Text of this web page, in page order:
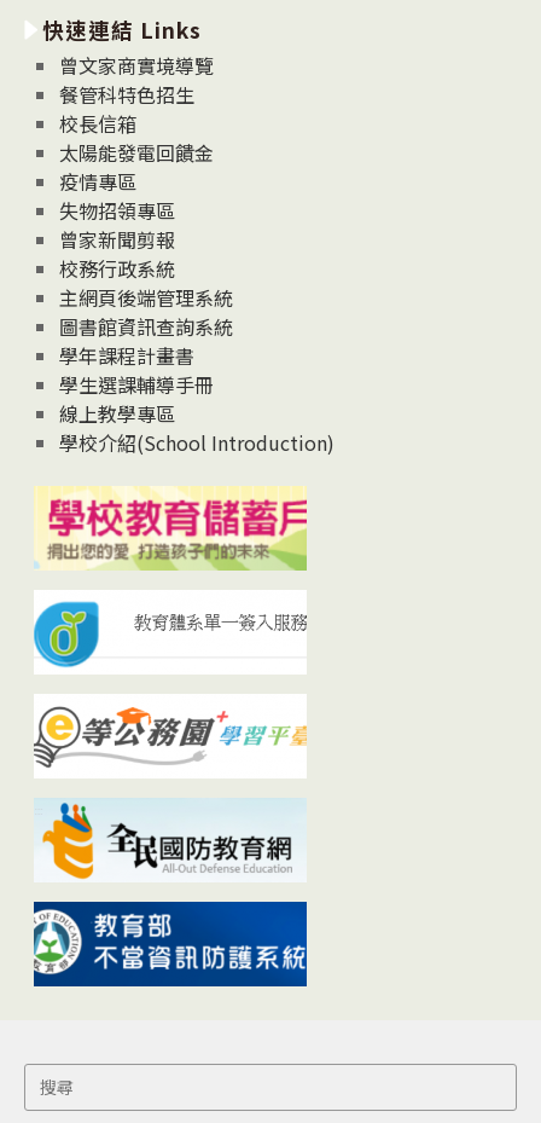
消
息
News
快速連結 Links
曾文家商實境導覽
餐管科特色招生
校長信箱
太陽能發電回饋金
疫情專區
失物招領專區
曾家新聞剪報
校務行政系統
主網頁後端管理系統
圖書館資訊查詢系統
學年課程計畫書
學生選課輔導手冊
線上教學專區
學校介紹(School Introduction)
Search
for: